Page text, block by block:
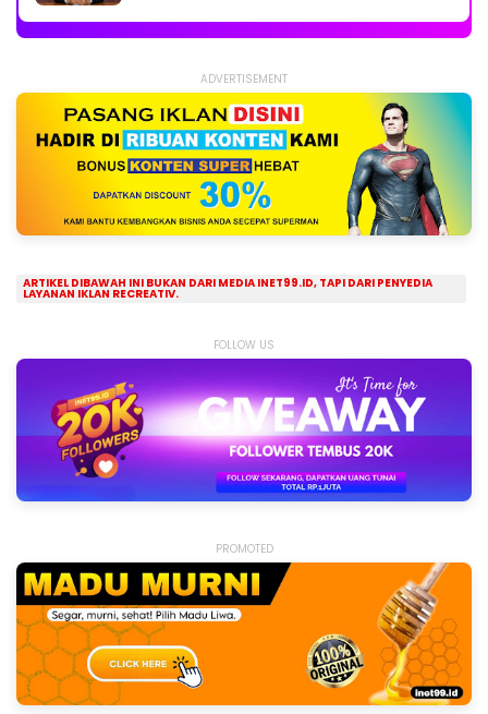
ADVERTISEMENT
ARTIKEL DIBAWAH INI BUKAN DARI MEDIA INET99.ID, TAPI DARI PENYEDIA
LAYANAN IKLAN RECREATIV.
FOLLOW US
PROMOTED